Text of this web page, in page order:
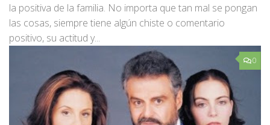
la positiva de la familia. No importa que tan mal se pongan
las cosas, siempre tiene algún chiste o comentario
positivo, su actitud y...
0